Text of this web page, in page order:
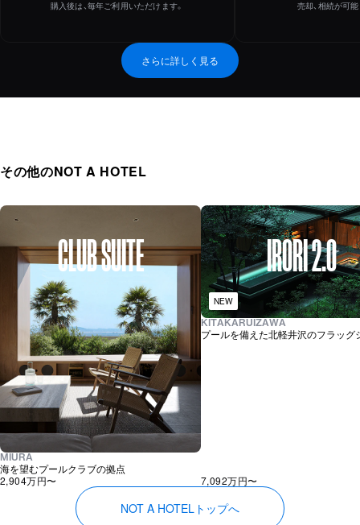
購入後は、毎年ご利用いただけます。
売却、相続が可
さらに詳しく見る
その他のNOT A HOTEL
CLUB SUITE
MIURA
海を望むプールクラブの拠点
2,904万円〜
IRORI 2.0
NEW
KITAKARUIZAWA
プールを備えた北軽井沢のフラッグ
7,092万円〜
NOT A HOTELトップへ